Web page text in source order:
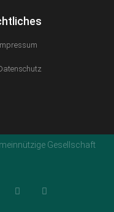
Gesellschaft